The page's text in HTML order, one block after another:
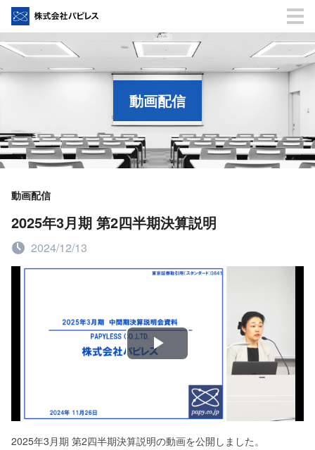
動画配信
動画配信
2025年3月期 第2四半期決算説明
2024/12/13
Play
Video
2025年3月期 第2四半期決算説明の動画を公開しました。